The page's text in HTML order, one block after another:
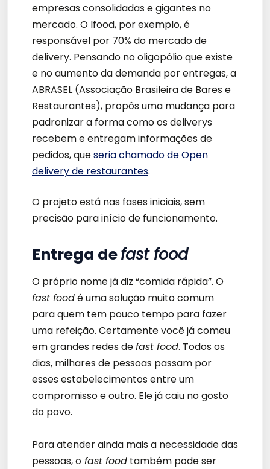
empresas consolidadas e gigantes no
mercado. O Ifood, por exemplo, é
responsável por 70% do mercado de
delivery. Pensando no oligopólio que existe
e no aumento da demanda por entregas, a
ABRASEL (Associação Brasileira de Bares e
Restaurantes), propôs uma mudança para
padronizar a forma como os deliverys
recebem e entregam informações de
pedidos, queseria chamado de Open
delivery de restaurantes.
O projeto está nas fases iniciais, sem
precisão para início de funcionamento.
Entrega defast food
O próprio nome já diz “comida rápida”. O
fast foodé uma solução muito comum
para quem tem pouco tempo para fazer
uma refeição. Certamente você já comeu
em grandes redes defast food. Todos os
dias, milhares de pessoas passam por
esses estabelecimentos entre um
compromisso e outro. Ele já caiu no gosto
do povo.
Para atender ainda mais a necessidade das
pessoas, o fast food também pode ser